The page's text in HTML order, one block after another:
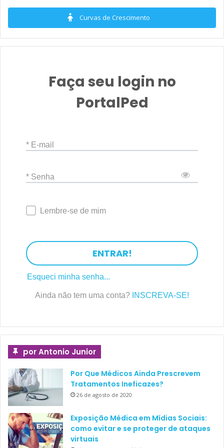
resultados em sua sensibilidade e especificidade.
O ESTUDO
Accuracy of the Urinalysis for Urinary Tract
Younger
Melissa Vitale, James G. Linakis, Stephen Blumberg,
Dominic Borgialli, Richard M. Ruddy, John Van Buren,
Octavio Ramilo, Nathan Kuppermann, for the
Pediatric Emergency Care Applied Research Network
(PECARN)
Pediatrics. February 2018, VOLUME 141 / ISSUE 2
Leia o estudo na íntegra
Curvas de Crescimento
Faça seu login no
PortalPed
* E-mail
* Senha
Lembre-se de mim
ENTRAR!
Esqueci minha senha...
Ainda não tem uma conta? INSCREVA-SE!
por Antonio Junior
Por Que Médicos Ainda Prescrevem
Tratamentos Ineficazes?
26 de agosto de 2020
Exposição Médica em Mídias Sociais:
como evitar e se proteger de ataques
virtuais